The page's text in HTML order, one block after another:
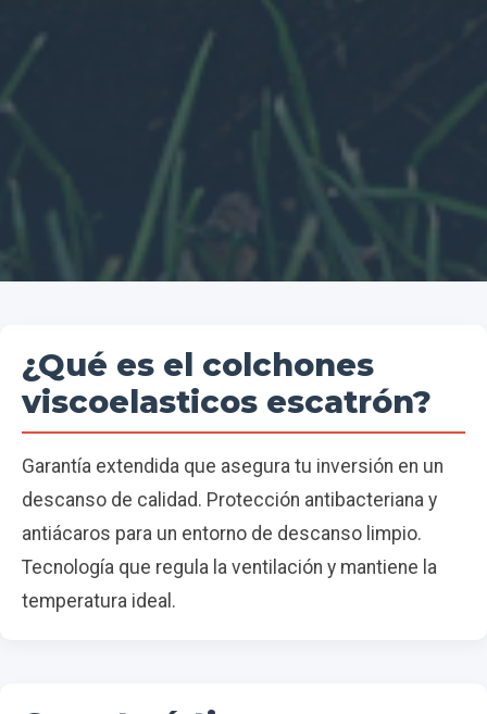
¿Qué es el colchones
viscoelasticos escatrón?
Garantía extendida que asegura tu inversión en un
descanso de calidad. Protección antibacteriana y
antiácaros para un entorno de descanso limpio.
Tecnología que regula la ventilación y mantiene la
temperatura ideal.